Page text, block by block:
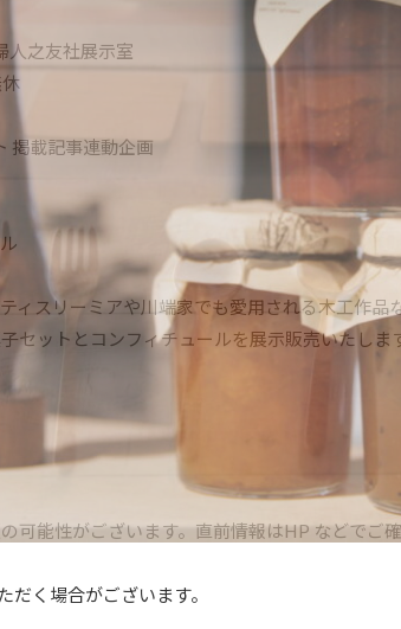
人之友社展示室
掲載記事連動企画
ィスリーミアや川端家でも愛用される木工作品
セットとコンフィチュールを展示販売いたしま
可能性がございます。直前情報はHP などでご
く場合がございます。